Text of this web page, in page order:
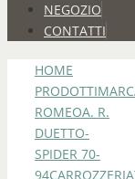
NEGOZIO
CONTATTI
HOME
PRODOTTI
ROMEOA. R.
DUETTO-
SPIDER 70-
94CARROZZERIA